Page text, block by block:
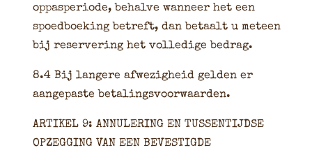
oppasperiode, behalve wanneer het een
spoedboeking betreft, dan betaalt u meteen
bij reservering het volledige bedrag.
8.4 Bij langere afwezigheid gelden er
aangepaste betalingsvoorwaarden.
ARTIKEL 9: ANNULERING EN TUSSENTIJDSE
OPZEGGING VAN EEN BEVESTIGDE